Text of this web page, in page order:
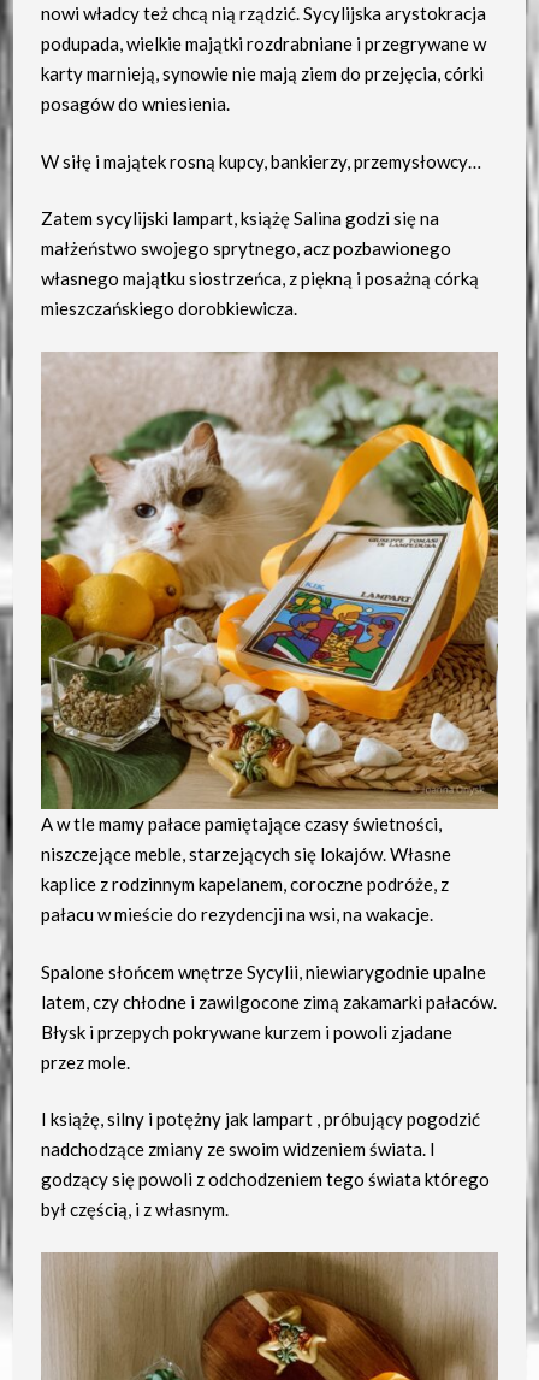
nowi władcy też chcą nią rządzić. Sycylijska arystokracja
podupada, wielkie majątki rozdrabniane i przegrywane w
karty marnieją, synowie nie mają ziem do przejęcia, córki
posagów do wniesienia.
W siłę i majątek rosną kupcy, bankierzy, przemysłowcy…
Zatem sycylijski lampart, książę Salina godzi się na
małżeństwo swojego sprytnego, acz pozbawionego
własnego majątku siostrzeńca, z piękną i posażną córką
mieszczańskiego dorobkiewicza.
A w tle mamy pałace pamiętające czasy świetności,
niszczejące meble, starzejących się lokajów. Własne
kaplice z rodzinnym kapelanem, coroczne podróże, z
pałacu w mieście do rezydencji na wsi, na wakacje.
Spalone słońcem wnętrze Sycylii, niewiarygodnie upalne
latem, czy chłodne i zawilgocone zimą zakamarki pałaców.
Błysk i przepych pokrywane kurzem i powoli zjadane
przez mole.
I książę, silny i potężny jak lampart , próbujący pogodzić
nadchodzące zmiany ze swoim widzeniem świata. I
godzący się powoli z odchodzeniem tego świata którego
był częścią, i z własnym.